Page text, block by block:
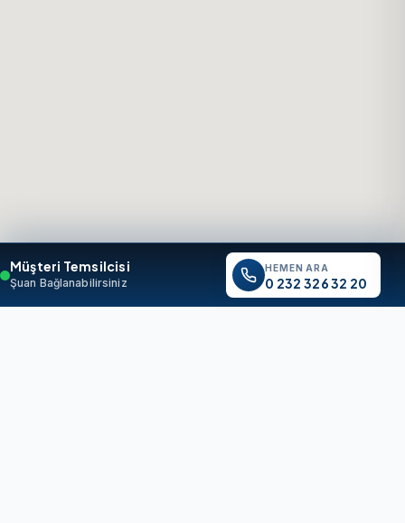
Müşteri Temsilcisi
Şuan Bağlanabilirsiniz
HEMEN ARA
0 232 326 32 20